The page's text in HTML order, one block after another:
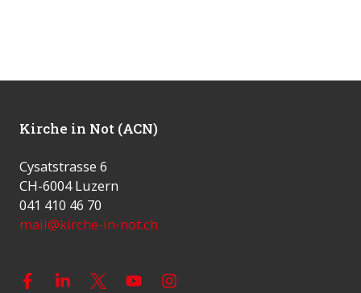
Kirche in Not (ACN)
Cysatstrasse 6
CH-6004 Luzern
041 410 46 70
mail@kirche-in-not.ch